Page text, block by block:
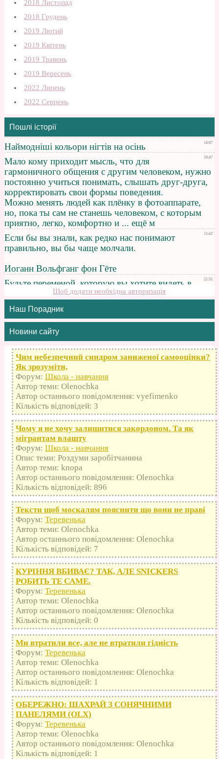
2018 Листопад
2018 Грудень
2019 Лютий
2019 Квітень
2019 Травень
2019 Вересень
2022 Липень
2022 Серпень
Пошлі історії
Щоб додати необхідна авторизація
Наш Порадник
Новини сайту
Чим небезпечний синдром заниженої самооцінки?
Як зрозуміти,
Форум: Школа - навчання
Автор теми: Olenochka
Автор останнього повідомлення: vyefimenko
Кількість відповідей: 3
Чому я не хочу залишитися закордоном. Та як
мігрантам влашту
Форум: Школа - навчання
Опис теми: Роздуми заробітчанина
Автор теми: knopa
Автор останнього повідомлення: Olenochka
Кількість відповідей: 896
Тексти щоб москалям пояснити що вони не праві
Форум: Теревенька
Автор теми: Olenochka
Автор останнього повідомлення: Olenochka
Кількість відповідей: 7
КУРІННЯ ВБИВАЄ? ТАК, АЛЕ SNICKERS
РОБИТЬ ТЕ САМЕ.
Форум: Теревенька
Автор теми: Olenochka
Автор останнього повідомлення: Olenochka
Кількість відповідей: 0
Ми втратили все, але не втратили гідність
Форум: Теревенька
Автор теми: Olenochka
Автор останнього повідомлення: Olenochka
Кількість відповідей: 1
ОБЕРЕЖНО: ШАХРАЙ З СОНЯЧНИМИ
ПАНЕЛЯМИ (OLX)
Форум: Теревенька
Автор теми: Olenochka
Автор останнього повідомлення: Olenochka
Кількість відповідей: 1